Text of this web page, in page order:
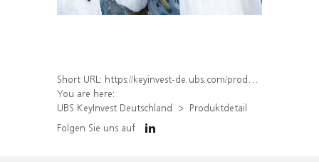
Short URL: https://keyinvest-de.ubs.com/produkt/detail/index/isin/DE000WA5NN85
You are here:
UBS KeyInvest Deutschland
Produktdetail
Folgen Sie uns auf